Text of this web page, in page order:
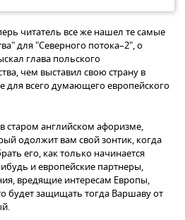
читатель все же нашел те самые
для "Северного потока–2", о
глава польского
чем выставил свою страну в
для всего думающего европейского
старом английском афоризме,
одолжит вам свой зонтик, когда
его, как только начинается
и европейские партнеры,
вредящие интересам Европы,
будет защищать тогда Варшаву от